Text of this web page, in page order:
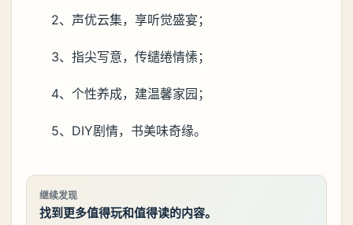
2、声优云集，享听觉盛宴；
3、指尖写意，传缱绻情愫；
4、个性养成，建温馨家园；
5、DIY剧情，书美味奇缘。
继续发现
找到更多值得玩和值得读的内容。